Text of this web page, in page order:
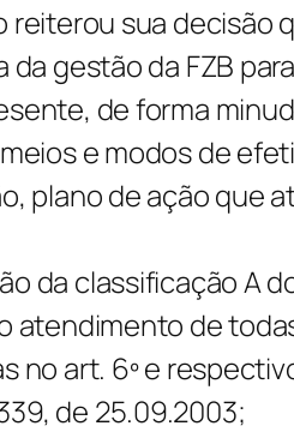
reiterou sua decisão
gestão da FZB
de forma
e modos de
plano de ação que
da classificação A
atendimento de
no art. 6º e
de 25.09.2003;